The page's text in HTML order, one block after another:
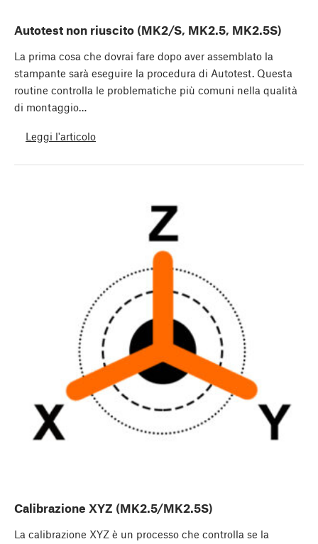
Autotest non riuscito (MK2/S, MK2.5, MK2.5S)
La prima cosa che dovrai fare dopo aver assemblato la
stampante sarà eseguire la procedura di Autotest. Questa
routine controlla le problematiche più comuni nella qualità
di montaggio…
Leggi l'articolo
Calibrazione XYZ (MK2.5/MK2.5S)
La calibrazione XYZ è un processo che controlla se la